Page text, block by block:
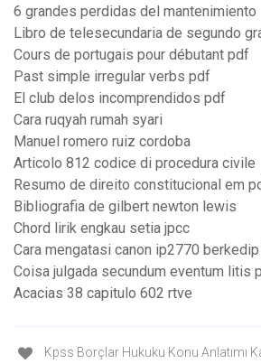
6 grandes perdidas del mantenimiento
Libro de telesecundaria de segundo
Cours de portugais pour débutant pdf
Past simple irregular verbs pdf
El club delos incomprendidos pdf
Cara ruqyah rumah syari
Manuel romero ruiz cordoba
Articolo 812 codice di procedura civile
Resumo de direito constitucional em
Bibliografia de gilbert newton lewis
Chord lirik engkau setia jpcc
Cara mengatasi canon ip2770
Coisa julgada secundum eventum litis
Acacias 38 capitulo 602 rtve
Kpss Borçlar Hukuku Konu Anlatımı